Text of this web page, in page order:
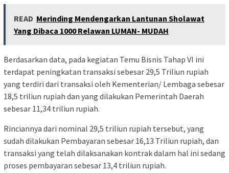
READ Merinding Mendengarkan Lantunan Sholawat
Yang Dibaca 1000 Relawan LUMAN- MUDAH
Berdasarkan data, pada kegiatan Temu Bisnis Tahap VI ini
terdapat peningkatan transaksi sebesar 29,5 Triliun rupiah
yang terdiri dari transaksi oleh Kementerian/ Lembaga sebesar
18,5 triliun rupiah dan yang dilakukan Pemerintah Daerah
sebesar 11,34 triliun rupiah.
Rinciannya dari nominal 29,5 triliun rupiah tersebut, yang
sudah dilakukan Pembayaran sebesar 16,13 Triliun rupiah, dan
transaksi yang telah dilaksanakan kontrak dalam hal ini sedang
proses pembayaran sebesar 13,4 triliun rupiah.